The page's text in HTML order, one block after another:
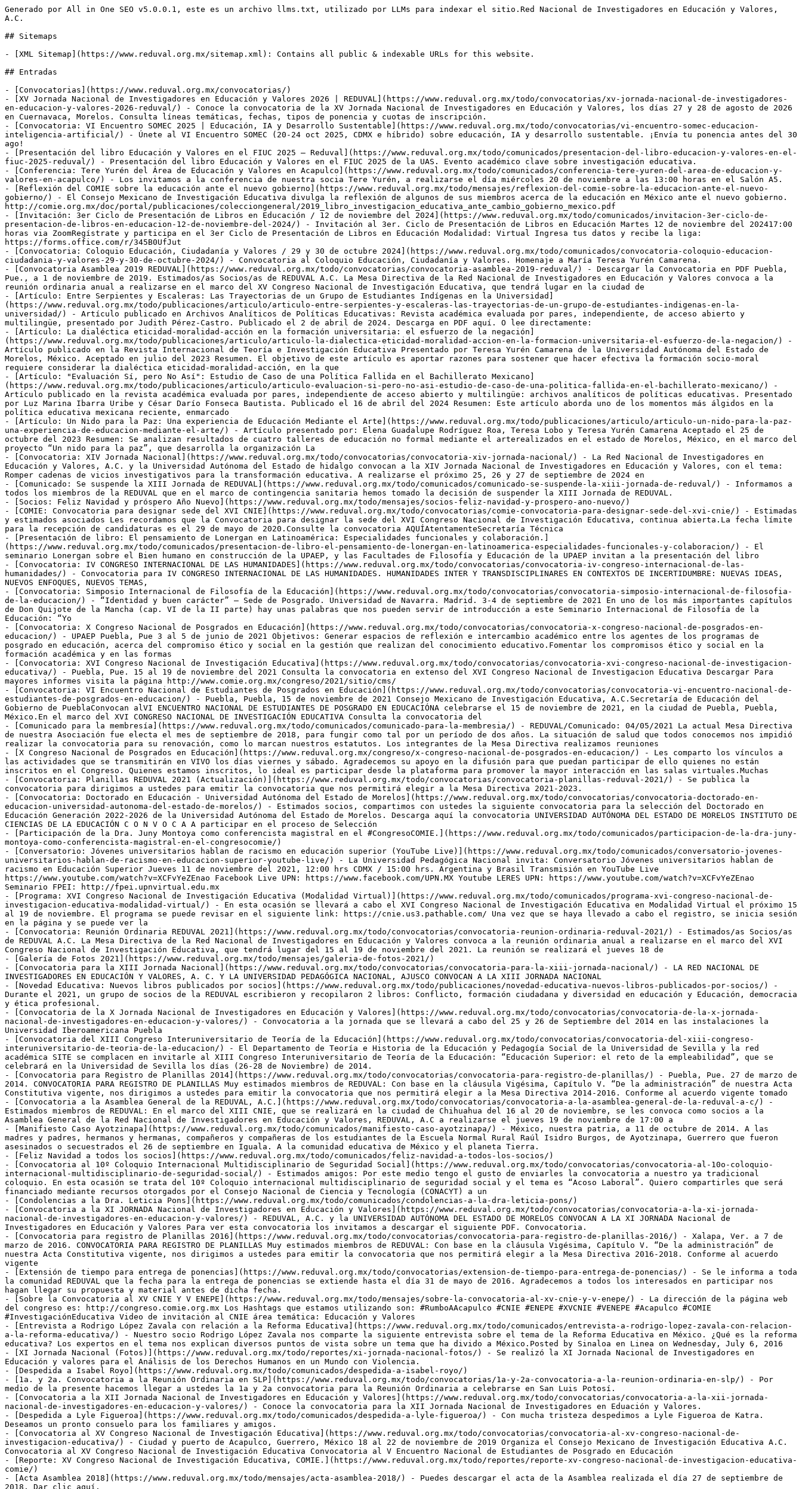
Generado por All in One SEO v5.0.0.1, este es un archivo llms.txt, utilizado por LLMs para indexar el sitio.Red Nacional de Investigadores en Educación y Valores, A.C.

## Sitemaps

- [XML Sitemap](https://www.reduval.org.mx/sitemap.xml): Contains all public & indexable URLs for this website.

## Entradas

- [Convocatorias](https://www.reduval.org.mx/convocatorias/)
- [XV Jornada Nacional de Investigadores en Educación y Valores 2026 | REDUVAL](https://www.reduval.org.mx/todo/convocatorias/xv-jornada-nacional-de-investigadores-en-educacion-y-valores-2026-reduval/) - Conoce la convocatoria de la XV Jornada Nacional de Investigadores en Educación y Valores, los días 27 y 28 de agosto de 2026 en Cuernavaca, Morelos. Consulta líneas temáticas, fechas, tipos de ponencia y cuotas de inscripción.
- [Convocatoria: VI Encuentro SOMEC 2025 | Educación, IA y Desarrollo Sustentable](https://www.reduval.org.mx/todo/convocatorias/vi-encuentro-somec-educacion-inteligencia-artificial/) - Únete al VI Encuentro SOMEC (20‑24 oct 2025, CDMX e híbrido) sobre educación, IA y desarrollo sustentable. ¡Envía tu ponencia antes del 30 ago!
- [Presentación del libro Educación y Valores en el FIUC 2025 – Reduval](https://www.reduval.org.mx/todo/comunicados/presentacion-del-libro-educacion-y-valores-en-el-fiuc-2025-reduval/) - Presentación del libro Educación y Valores en el FIUC 2025 de la UAS. Evento académico clave sobre investigación educativa.
- [Conferencia: Tere Yurén del Área de Educación y Valores en Acapulco](https://www.reduval.org.mx/todo/comunicados/conferencia-tere-yuren-del-area-de-educacion-y-valores-en-acapulco/) - Los invitamos a la conferencia de nuestra socia Tere Yurén, a realizarse el día miércoles 20 de noviembre a las 13:00 horas en el Salón A5.
- [Reflexión del COMIE sobre la educación ante el nuevo gobierno](https://www.reduval.org.mx/todo/mensajes/reflexion-del-comie-sobre-la-educacion-ante-el-nuevo-gobierno/) - El Consejo Mexicano de Investigación Educativa divulga la reflexión de algunos de sus miembros acerca de la educación en México ante el nuevo gobierno. http://comie.org.mx/doc/portal/publicaciones/colecciongeneral/2019_libro_investigacion_educativa_ante_cambio_gobierno_mexico.pdf
- [Invitación: 3er Ciclo de Presentación de Libros en Educación / 12 de noviembre del 2024](https://www.reduval.org.mx/todo/comunicados/invitacion-3er-ciclo-de-presentacion-de-libros-en-educacion-12-de-noviembre-del-2024/) - Invitación al 3er. Ciclo de Presentación de Libros en Educación Martes 12 de noviembre del 202417:00 horas via ZoomRegístrate y participa en el 3er Ciclo de Presentación de Libros en Educación Modalidad: Virtual Ingresa tus datos y recibe la liga: https://forms.office.com/r/345B0UfJut
- [Convocatoria: Coloquio Educación, Ciudadanía y Valores / 29 y 30 de octubre 2024](https://www.reduval.org.mx/todo/comunicados/convocatoria-coloquio-educacion-ciudadania-y-valores-29-y-30-de-octubre-2024/) - Convocatoria al Coloquio Educación, Ciudadanía y Valores. Homenaje a María Teresa Yurén Camarena.
- [Convocatoria Asamblea 2019 REDUVAL](https://www.reduval.org.mx/todo/convocatorias/convocatoria-asamblea-2019-reduval/) - Descargar la Convocatoria en PDF Puebla, Pue., a 1 de noviembre de 2019. Estimados/as Socios/as de REDUVAL A.C. La Mesa Directiva de la Red Nacional de Investigadores en Educación y Valores convoca a la reunión ordinaria anual a realizarse en el marco del XV Congreso Nacional de Investigación Educativa, que tendrá lugar en la ciudad de
- [Artículo: Entre Serpientes y Escaleras: Las Trayectorias de un Grupo de Estudiantes Indígenas en la Universidad](https://www.reduval.org.mx/todo/publicaciones/articulo/articulo-entre-serpientes-y-escaleras-las-trayectorias-de-un-grupo-de-estudiantes-indigenas-en-la-universidad/) - Artículo publicado en Archivos Analíticos de Políticas Educativas: Revista académica evaluada por pares, independiente, de acceso abierto y multilingüe, presentado por Judith Pérez-Castro. Publicado el 2 de abril de 2024. Descarga en PDF aquí. O lee directamente:
- [Artículo: La dialéctica eticidad-moralidad-acción en la formación universitaria: el esfuerzo de la negación](https://www.reduval.org.mx/todo/publicaciones/articulo/articulo-la-dialectica-eticidad-moralidad-accion-en-la-formacion-universitaria-el-esfuerzo-de-la-negacion/) - Artículo publicado en la Revista Internacional de Teoría e Investigación Educativa Presentado por Teresa Yurén Camarena de la Universidad Autónoma del Estado de Morelos, México. Aceptado en julio del 2023 Resumen. El objetivo de este artículo es aportar razones para sostener que hacer efectiva la formación socio-moral requiere considerar la dialéctica eticidad-moralidad-acción, en la que
- [Artículo: "Evaluación Sí, pero No Así": Estudio de Caso de una Política Fallida en el Bachillerato Mexicano](https://www.reduval.org.mx/todo/publicaciones/articulo/articulo-evaluacion-si-pero-no-asi-estudio-de-caso-de-una-politica-fallida-en-el-bachillerato-mexicano/) - Artículo publicado en la revista académica evaluada por pares, independiente de acceso abierto y multilingüe: archivos analíticos de políticas educativas. Presentado por Luz Marina Ibarra Uribe y César Darío Fonseca Bautista. Publicado el 16 de abril del 2024 Resumen: Este artículo aborda uno de los momentos más álgidos en la política educativa mexicana reciente, enmarcado
- [Artículo: Un Nido para la Paz: Una experiencia de Educación Mediante el Arte](https://www.reduval.org.mx/todo/publicaciones/articulo/articulo-un-nido-para-la-paz-una-experiencia-de-educacion-mediante-el-arte/) - Artículo presentado por: Elena Guadalupe Rodríguez Roa, Teresa Lobo y Teresa Yurén Camarena Aceptado el 25 de octubre del 2023 Resumen: Se analizan resultados de cuatro talleres de educación no formal mediante el arterealizados en el estado de Morelos, México, en el marco del proyecto “Un nido para la paz”, que desarrolla la organización La
- [Convocatoria: XIV Jornada Nacional](https://www.reduval.org.mx/todo/convocatorias/convocatoria-xiv-jornada-nacional/) - La Red Nacional de Investigadores en Educación y Valores, A.C. y la Universidad Autónoma del Estado de hidalgo convocan a la XIV Jornada Nacional de Investigadores en Educación y Valores, con el tema: Romper cadenas de vicios investigativos para la transformación educativa. A realizarse el próximo 25, 26 y 27 de septiembre de 2024 en
- [Comunicado: Se suspende la XIII Jornada de REDUVAL](https://www.reduval.org.mx/todo/comunicados/comunicado-se-suspende-la-xiii-jornada-de-reduval/) - Informamos a todos los miembros de la REDUVAL que en el marco de contingencia sanitaria hemos tomado la decisión de suspender la XIII Jornada de REDUVAL.
- [Socios: Feliz Navidad y próspero Año Nuevo](https://www.reduval.org.mx/todo/mensajes/socios-feliz-navidad-y-prospero-ano-nuevo/)
- [COMIE: Convocatoria para designar sede del XVI CNIE](https://www.reduval.org.mx/todo/convocatorias/comie-convocatoria-para-designar-sede-del-xvi-cnie/) - Estimadas y estimados asociados Les recordamos que la Convocatoria para designar la sede del XVI Congreso Nacional de Investigación Educativa, continua abierta.La fecha límite para la recepción de candidaturas es el 29 de mayo de 2020.Consulte la convocatoria AQUÍAtentamenteSecretaría Técnica
- [Presentación de libro: El pensamiento de Lonergan en Latinoamérica: Especialidades funcionales y colaboración.](https://www.reduval.org.mx/todo/comunicados/presentacion-de-libro-el-pensamiento-de-lonergan-en-latinoamerica-especialidades-funcionales-y-colaboracion/) - El seminario Lonergan sobre el Bien humano en construcción de la UPAEP, y las Facultades de Filosofía y Educación de la UPAEP invitan a la presentación del libro
- [Convocatoria: IV CONGRESO INTERNACIONAL DE LAS HUMANIDADES](https://www.reduval.org.mx/todo/convocatorias/convocatoria-iv-congreso-internacional-de-las-humanidades/) - Convocatoria para IV CONGRESO INTERNACIONAL DE LAS HUMANIDADES. HUMANIDADES INTER Y TRANSDISCIPLINARES EN CONTEXTOS DE INCERTIDUMBRE: NUEVAS IDEAS, NUEVOS ENFOQUES, NUEVOS TEMAS,
- [Convocatoria: Simposio Internacional de Filosofía de la Educación](https://www.reduval.org.mx/todo/convocatorias/convocatoria-simposio-internacional-de-filosofia-de-la-educacion/) - “Identidad y buen carácter” – Sede de Posgrado. Universidad de Navarra. Madrid. 3-4 de septiembre de 2021 En uno de los más importantes capítulos de Don Quijote de la Mancha (cap. VI de la II parte) hay unas palabras que nos pueden servir de introducción a este Seminario Internacional de Filosofía de la Educación: “Yo
- [Convocatoria: X Congreso Nacional de Posgrados en Educación](https://www.reduval.org.mx/todo/convocatorias/convocatoria-x-congreso-nacional-de-posgrados-en-educacion/) - UPAEP Puebla, Pue 3 al 5 de junio de 2021 Objetivos: Generar espacios de reflexión e intercambio académico entre los agentes de los programas de posgrado en educación, acerca del compromiso ético y social en la gestión que realizan del conocimiento educativo.Fomentar los compromisos ético y social en la formación académica y en las formas
- [Convocatoria: XVI Congreso Nacional de Investigación Educativa](https://www.reduval.org.mx/todo/convocatorias/convocatoria-xvi-congreso-nacional-de-investigacion-educativa/) - Puebla, Pue. 15 al 19 de noviembre del 2021 Consulta la convocatoria en extenso del XVI Congreso Nacional de Investigacion Educativa Descargar Para mayores informes visita la página http://www.comie.org.mx/congreso/2021/sitio/cms/
- [Convocatoria: VI Encuentro Nacional de Estudiantes de Posgrados en Educación](https://www.reduval.org.mx/todo/convocatorias/convocatoria-vi-encuentro-nacional-de-estudiantes-de-posgrados-en-educacion/) - Puebla, Puebla, 15 de noviembre de 2021 Consejo Mexicano de Investigación Educativa, A.C.Secretaría de Educación del Gobierno de PueblaConvocan alVI ENCUENTRO NACIONAL DE ESTUDIANTES DE POSGRADO EN EDUCACIÓNA celebrarse el 15 de noviembre de 2021, en la ciudad de Puebla, Puebla, México.En el marco del